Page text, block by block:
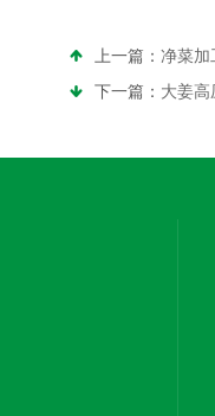
上一篇： 净菜加
下一篇： 大姜高